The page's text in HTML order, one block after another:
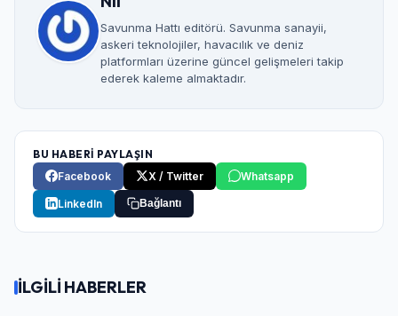
Savunma Hattı editörü. Savunma sanayii,
askeri teknolojiler, havacılık ve deniz
platformları üzerine güncel gelişmeleri takip
ederek kaleme almaktadır.
BU HABERİ PAYLAŞIN
Facebook
X / Twitter Whatsapp
LinkedIn Bağlantı
İLGİLİ HABERLER